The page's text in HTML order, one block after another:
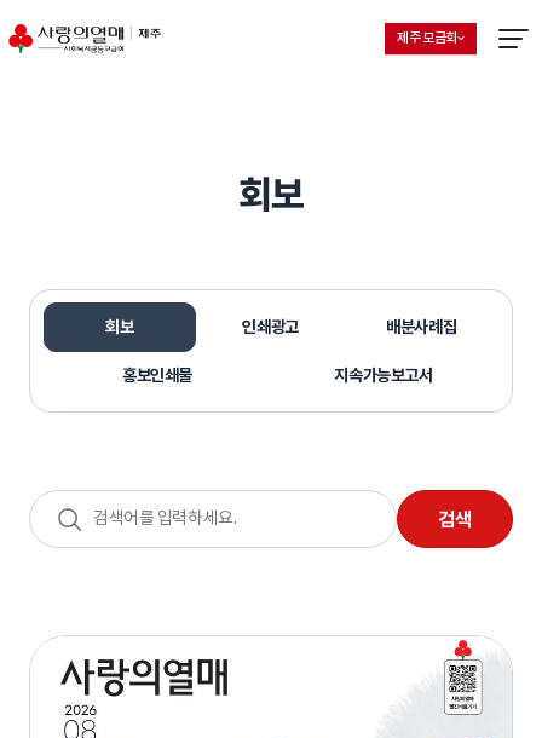
지회 선택 목록 열기
현재 선택된 지회
제주 모금회
회보
회보 인쇄광고 배분사례집
홍보인쇄물 지속가능보고서
검색어
입력
검색